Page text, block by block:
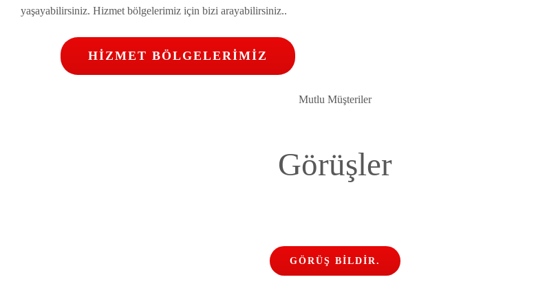
yaşayabilirsiniz. Hizmet bölgelerimiz için bizi arayabilirsiniz..
HİZMET BÖLGELERİMİZ
Mutlu Müşteriler
Görüşler
GÖRÜŞ BİLDİR.